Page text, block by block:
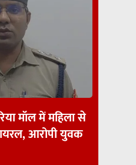
मॉल में महिला से
आरोपी युवक